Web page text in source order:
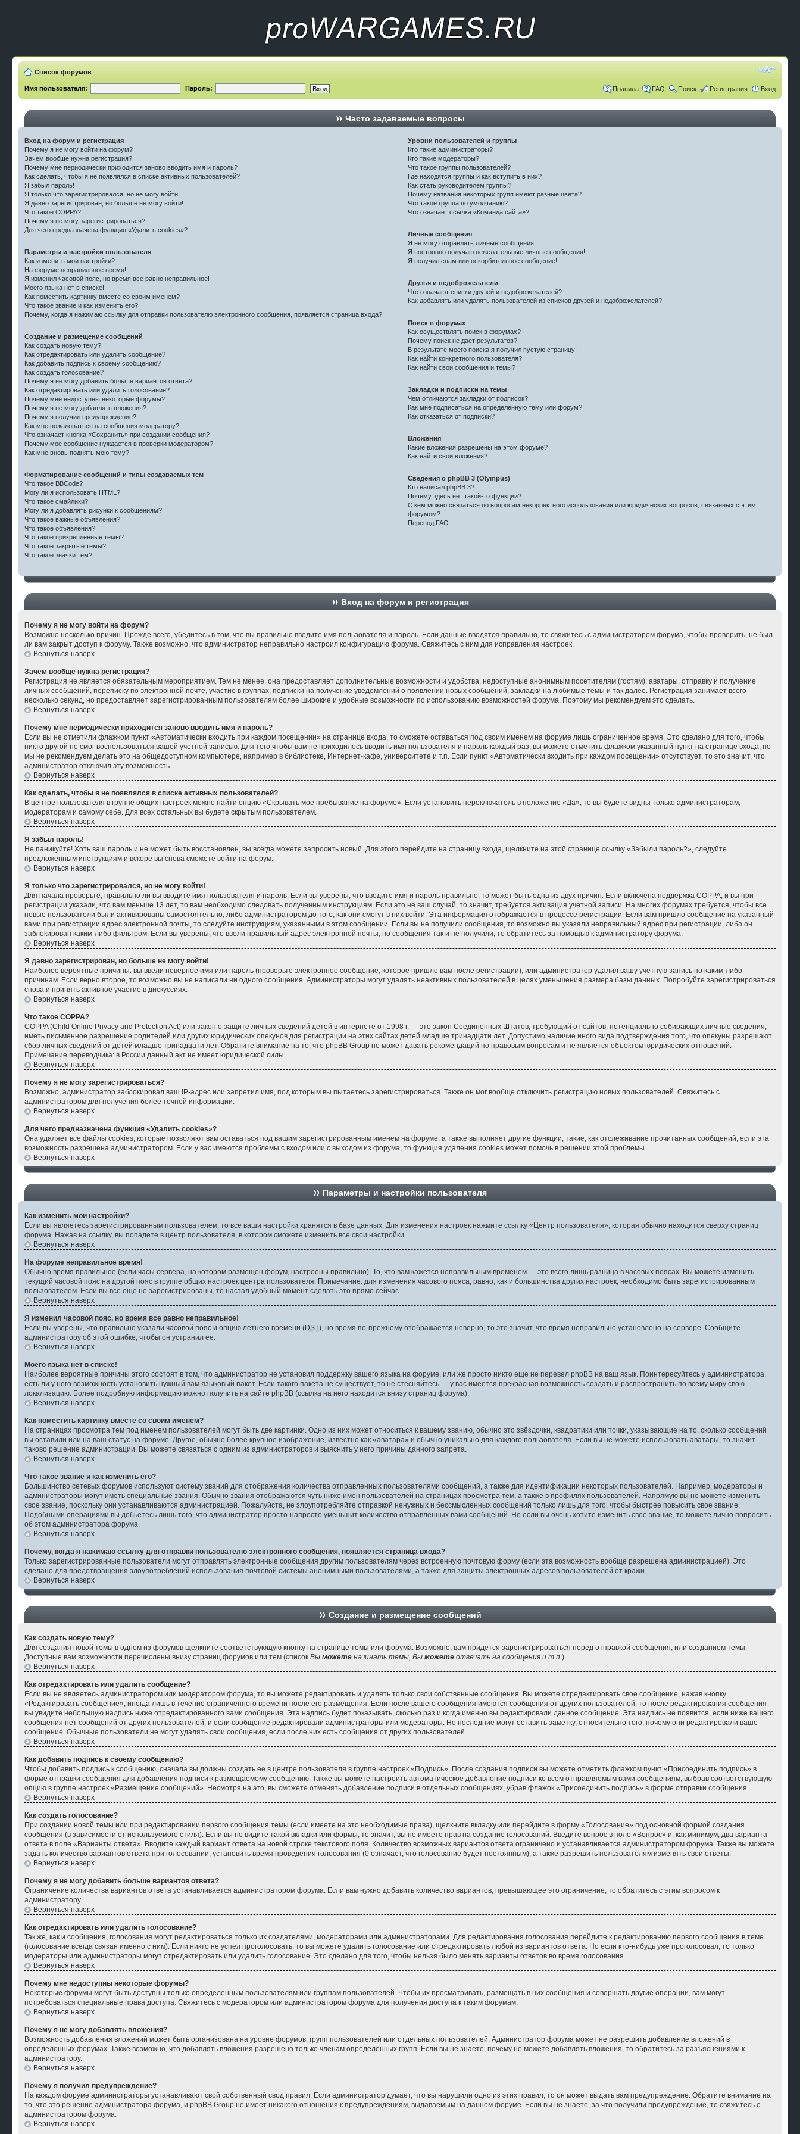
Список форумов
Правила FAQ Поиск Регистрация Вход
Имя пользователя: Пароль:
Часто задаваемые вопросы
Вход на форум и регистрация
Почему я не могу войти на форум?
Зачем вообще нужна регистрация?
Почему мне периодически приходится заново вводить имя и пароль?
Как сделать, чтобы я не появлялся в списке активных пользователей?
Я забыл пароль!
Я только что зарегистрировался, но не могу войти!
Я давно зарегистрирован, но больше не могу войти!
Что такое COPPA?
Почему я не могу зарегистрироваться?
Для чего предназначена функция «Удалить cookies»?
Параметры и настройки пользователя
Как изменить мои настройки?
На форуме неправильное время!
Я изменил часовой пояс, но время все равно неправильное!
Моего языка нет в списке!
Как поместить картинку вместе со своим именем?
Что такое звание и как изменить его?
Почему, когда я нажимаю ссылку для отправки пользователю электронного сообщения, появляется страница входа?
Создание и размещение сообщений
Как создать новую тему?
Как отредактировать или удалить сообщение?
Как добавить подпись к своему сообщению?
Как создать голосование?
Почему я не могу добавить больше вариантов ответа?
Как отредактировать или удалить голосование?
Почему мне недоступны некоторые форумы?
Почему я не могу добавлять вложения?
Почему я получил предупреждение?
Как мне пожаловаться на сообщения модератору?
Что означает кнопка «Сохранить» при создании сообщения?
Почему мое сообщение нуждается в проверки модератором?
Как мне вновь поднять мою тему?
Форматирование сообщений и типы создаваемых тем
Что такое BBCode?
Могу ли я использовать HTML?
Что такое смайлики?
Могу ли я добавлять рисунки к сообщениям?
Что такое важные объявления?
Что такое объявления?
Что такое прикрепленные темы?
Что такое закрытые темы?
Что такое значки тем?
Уровни пользователей и группы
Кто такие администраторы?
Кто такие модераторы?
Что такое группы пользователей?
Где находятся группы и как вступить в них?
Как стать руководителем группы?
Почему названия некоторых групп имеют разные цвета?
Что такое группа по умолчанию?
Что означает ссылка «Команда сайта»?
Личные сообщения
Я не могу отправлять личные сообщения!
Я постоянно получаю нежелательные личные сообщения!
Я получил спам или оскорбительное сообщение!
Друзья и недоброжелатели
Что означают списки друзей и недоброжелателей?
Как добавлять или удалять пользователей из списков друзей и недоброжелателей?
Поиск в форумах
Как осуществлять поиск в форумах?
Почему поиск не дает результатов?
В результате моего поиска я получил пустую страницу!
Как найти конкретного пользователя?
Как найти свои сообщения и темы?
Закладки и подписки на темы
Чем отличаются закладки от подписок?
Как мне подписаться на определенную тему или форум?
Как отказаться от подписки?
Вложения
Какие вложения разрешены на этом форуме?
Как найти свои вложения?
Сведения о phpBB 3 (Olympus)
Кто написал phpBB 3?
Почему здесь нет такой-то функции?
С кем можно связаться по вопросам некорректного использования или юридических вопросов, связанных с этим
форумом?
Перевод FAQ
Вход на форум и регистрация
Почему я не могу войти на форум?
Возможно несколько причин. Прежде всего, убедитесь в том, что вы правильно вводите имя пользователя и пароль. Если данные вводятся правильно, то свяжитесь с администратором форума, чтобы проверить, не был
ли вам закрыт доступ к форуму. Также возможно, что администратор неправильно настроил конфигурацию форума. Свяжитесь с ним для исправления настроек.
Вернуться наверх
Зачем вообще нужна регистрация?
Регистрация не является обязательным мероприятием. Тем не менее, она предоставляет дополнительные возможности и удобства, недоступные анонимным посетителям (гостям): аватары, отправку и получение
личных сообщений, переписку по электронной почте, участие в группах, подписки на получение уведомлений о появлении новых сообщений, закладки на любимые темы и так далее. Регистрация занимает всего
несколько секунд, но предоставляет зарегистрированным пользователям более широкие и удобные возможности по использованию возможностей форума. Поэтому мы рекомендуем это сделать.
Вернуться наверх
Почему мне периодически приходится заново вводить имя и пароль?
Если вы не отметили флажком пункт «Автоматически входить при каждом посещении» на странице входа, то сможете оставаться под своим именем на форуме лишь ограниченное время. Это сделано для того, чтобы
никто другой не смог воспользоваться вашей учетной записью. Для того чтобы вам не приходилось вводить имя пользователя и пароль каждый раз, вы можете отметить флажком указанный пункт на странице входа, но
мы не рекомендуем делать это на общедоступном компьютере, например в библиотеке, Интернет-кафе, университете и т.п. Если пункт «Автоматически входить при каждом посещении» отсутствует, то это значит, что
администратор отключил эту возможность.
Вернуться наверх
Как сделать, чтобы я не появлялся в списке активных пользователей?
В центре пользователя в группе общих настроек можно найти опцию «Скрывать мое пребывание на форуме». Если установить переключатель в положение «Да», то вы будете видны только администраторам,
модераторам и самому себе. Для всех остальных вы будете скрытым пользователем.
Вернуться наверх
Я забыл пароль!
Не паникуйте! Хоть ваш пароль и не может быть восстановлен, вы всегда можете запросить новый. Для этого перейдите на страницу входа, щелкните на этой странице ссылку «Забыли пароль?», следуйте
предложенным инструкциям и вскоре вы снова сможете войти на форум.
Вернуться наверх
Я только что зарегистрировался, но не могу войти!
Для начала проверьте, правильно ли вы вводите имя пользователя и пароль. Если вы уверены, что вводите имя и пароль правильно, то может быть одна из двух причин. Если включена поддержка COPPA, и вы при
регистрации указали, что вам меньше 13 лет, то вам необходимо следовать полученным инструкциям. Если это не ваш случай, то значит, требуется активация учетной записи. На многих форумах требуется, чтобы все
новые пользователи были активированы самостоятельно, либо администратором до того, как они смогут в них войти. Эта информация отображается в процессе регистрации. Если вам пришло сообщение на указанный
вами при регистрации адрес электронной почты, то следуйте инструкциям, указанными в этом сообщении. Если вы не получили сообщения, то возможно вы указали неправильный адрес при регистрации, либо он
заблокирован каким-либо фильтром. Если вы уверены, что ввели правильный адрес электронной почты, но сообщения так и не получили, то обратитесь за помощью к администратору форума.
Вернуться наверх
Я давно зарегистрирован, но больше не могу войти!
Наиболее вероятные причины: вы ввели неверное имя или пароль (проверьте электронное сообщение, которое пришло вам после регистрации), или администратор удалил вашу учетную запись по каким-либо
причинам. Если верно второе, то возможно вы не написали ни одного сообщения. Администраторы могут удалять неактивных пользователей в целях уменьшения размера базы данных. Попробуйте зарегистрироваться
снова и принять активное участие в дискуссиях.
Вернуться наверх
Что такое COPPA?
COPPA (Child Online Privacy and Protection Act) или закон о защите личных сведений детей в интернете от 1998 г. — это закон Соединенных Штатов, требующий от сайтов, потенциально собирающих личные сведения,
иметь письменное разрешение родителей или других юридических опекунов для регистрации на этих сайтах детей младше тринадцати лет. Допустимо наличие иного вида подтверждения того, что опекуны разрешают
сбор личных сведений от детей младше тринадцати лет. Обратите внимание на то, что phpBB Group не может давать рекомендаций по правовым вопросам и не является объектом юридических отношений.
Примечание переводчика: в России данный акт не имеет юридической силы.
Вернуться наверх
Почему я не могу зарегистрироваться?
Возможно, администратор заблокировал ваш IP-адрес или запретил имя, под которым вы пытаетесь зарегистрироваться. Также он мог вообще отключить регистрацию новых пользователей. Свяжитесь с
администратором для получения более точной информации.
Вернуться наверх
Для чего предназначена функция «Удалить cookies»?
Она удаляет все файлы cookies, которые позволяют вам оставаться под вашим зарегистрированным именем на форуме, а также выполняет другие функции, такие, как отслеживание прочитанных сообщений, если эта
возможность разрешена администратором. Если у вас имеются проблемы с входом или с выходом из форума, то функция удаления cookies может помочь в решении этой проблемы.
Вернуться наверх
Параметры и настройки пользователя
Как изменить мои настройки?
Если вы являетесь зарегистрированным пользователем, то все ваши настройки хранятся в базе данных. Для изменения настроек нажмите ссылку «Центр пользователя», которая обычно находится сверху страниц
форума. Нажав на ссылку, вы попадете в центр пользователя, в котором сможете изменить все свои настройки.
Вернуться наверх
На форуме неправильное время!
Обычно время правильное (если часы сервера, на котором размещен форум, настроены правильно). То, что вам кажется неправильным временем — это всего лишь разница в часовых поясах. Вы можете изменить
текущий часовой пояс на другой пояс в группе общих настроек центра пользователя. Примечание: для изменения часового пояса, равно, как и большинства других настроек, необходимо быть зарегистрированным
пользователем. Если вы все еще не зарегистрированы, то настал удобный момент сделать это прямо сейчас.
Вернуться наверх
Я изменил часовой пояс, но время все равно неправильное!
Если вы уверены, что правильно указали часовой пояс и опцию летнего времени (DST), но время по-прежнему отображается неверно, то это значит, что время неправильно установлено на сервере. Сообщите
администратору об этой ошибке, чтобы он устранил ее.
Вернуться наверх
Моего языка нет в списке!
Наиболее вероятные причины этого состоят в том, что администратор не установил поддержку вашего языка на форуме, или же просто никто еще не перевел phpBB на ваш язык. Поинтересуйтесь у администратора,
есть ли у него возможность установить нужный вам языковый пакет. Если такого пакета не существует, то не стесняйтесь — у вас имеется прекрасная возможность создать и распространить по всему миру свою
локализацию. Более подробную информацию можно получить на сайте phpBB (ссылка на него находится внизу страниц форума).
Вернуться наверх
Как поместить картинку вместе со своим именем?
На страницах просмотра тем под именем пользователей могут быть две картинки. Одно из них может относиться к вашему званию, обычно это звёздочки, квадратики или точки, указывающие на то, сколько сообщений
вы оставили или на ваш статус на форуме. Другое, обычно более крупное изображение, известно как «аватара» и обычно уникально для каждого пользователя. Если вы не можете использовать аватары, то значит
таково решение администрации. Вы можете связаться с одним из администраторов и выяснить у него причины данного запрета.
Вернуться наверх
Что такое звание и как изменить его?
Большинство сетевых форумов используют систему званий для отображения количества отправленных пользователями сообщений, а также для идентификации некоторых пользователей. Например, модераторы и
администраторы могут иметь специальные звания. Обычно звания отображаются чуть ниже имен пользователей на страницах просмотра тем, а также в профилях пользователей. Напрямую вы не можете изменить
свое звание, поскольку они устанавливаются администрацией. Пожалуйста, не злоупотребляйте отправкой ненужных и бессмысленных сообщений только лишь для того, чтобы быстрее повысить свое звание.
Подобными операциями вы добьетесь лишь того, что администратор просто-напросто уменьшит количество отправленных вами сообщений. Но если вы очень хотите изменить свое звание, то можете лично попросить
об этом администратора форума.
Вернуться наверх
Почему, когда я нажимаю ссылку для отправки пользователю электронного сообщения, появляется страница входа?
Только зарегистрированные пользователи могут отправлять электронные сообщения другим пользователям через встроенную почтовую форму (если эта возможность вообще разрешена администрацией). Это
сделано для предотвращения злоупотреблений использования почтовой системы анонимными пользователями, а также для защиты электронных адресов пользователей от кражи.
Вернуться наверх
Создание и размещение сообщений
Как создать новую тему?
Для создания новой темы в одном из форумов щелкните соответствующую кнопку на странице темы или форума. Возможно, вам придется зарегистрироваться перед отправкой сообщения, или созданием темы.
Доступные вам возможности перечислены внизу страниц форумов или тем (список Вы можете начинать темы, Вы можете отвечать на сообщения и т.п.).
Вернуться наверх
Как отредактировать или удалить сообщение?
Если вы не являетесь администратором или модератором форума, то вы можете редактировать и удалять только свои собственные сообщения. Вы можете отредактировать свое сообщение, нажав кнопку
«Редактировать сообщение», иногда лишь в течение ограниченного времени после его размещения. Если после вашего сообщения имеются сообщения от других пользователей, то после редактирования сообщения
вы увидите небольшую надпись ниже отредактированного вами сообщения. Эта надпись будет показывать, сколько раз и когда именно вы редактировали данное сообщение. Эта надпись не появится, если ниже вашего
сообщения нет сообщений от других пользователей, и если сообщение редактировали администраторы или модераторы. Но последние могут оставить заметку, относительно того, почему они редактировали ваше
сообщение. Обычные пользователи не могут удалять свои сообщения, если после них есть сообщения от других пользователей.
Вернуться наверх
Как добавить подпись к своему сообщению?
Чтобы добавить подпись к сообщению, сначала вы должны создать ее в центре пользователя в группе настроек «Подпись». После создания подписи вы можете отметить флажком пункт «Присоединить подпись» в
форме отправки сообщения для добавления подписи к размещаемому сообщению. Также вы можете настроить автоматическое добавление подписи ко всем отправляемым вами сообщениям, выбрав соответствующую
опцию в группе настроек «Размещение сообщений». Несмотря на это, вы сможете отменять добавление подписи в отдельных сообщениях, убрав флажок «Присоединить подпись» в форме отправки сообщения.
Вернуться наверх
Как создать голосование?
При создании новой темы или при редактировании первого сообщения темы (если имеете на это необходимые права), щелкните вкладку или перейдите в форму «Голосование» под основной формой создания
сообщения (в зависимости от используемого стиля). Если вы не видите такой вкладки или формы, то значит, вы не имеете прав на создание голосований. Введите вопрос в поле «Вопрос» и, как минимум, два варианта
ответа в поле «Варианты ответа». Вводите каждый вариант ответа на новой строке текстового поля. Количество возможных вариантов ответа ограничено и устанавливается администратором форума. Также вы можете
задать количество вариантов ответа при голосовании, установить время проведения голосования (0 означает, что голосование будет постоянным), а также разрешить пользователям изменять свои ответы.
Вернуться наверх
Почему я не могу добавить больше вариантов ответа?
Ограничение количества вариантов ответа устанавливается администратором форума. Если вам нужно добавить количество вариантов, превышающее это ограничение, то обратитесь с этим вопросом к
администратору.
Вернуться наверх
Как отредактировать или удалить голосование?
Так же, как и сообщения, голосования могут редактироваться только их создателями, модераторами или администраторами. Для редактирования голосования перейдите к редактированию первого сообщения в теме
(голосование всегда связан именно с ним). Если никто не успел проголосовать, то вы можете удалить голосование или отредактировать любой из вариантов ответа. Но если кто-нибудь уже проголосовал, то только
модераторы или администраторы могут отредактировать или удалить голосование. Это сделано для того, чтобы нельзя было менять варианты ответов во время голосования.
Вернуться наверх
Почему мне недоступны некоторые форумы?
Некоторые форумы могут быть доступны только определенным пользователям или группам пользователей. Чтобы их просматривать, размещать в них сообщения и совершать другие операции, вам могут
потребоваться специальные права доступа. Свяжитесь с модератором или администратором форума для получения доступа к таким форумам.
Вернуться наверх
Почему я не могу добавлять вложения?
Возможность добавления вложений может быть организована на уровне форумов, групп пользователей или отдельных пользователей. Администратор форума может не разрешить добавление вложений в
определенных форумах. Также возможно, что добавлять вложения разрешено только членам определенных групп. Если вы не знаете, почему не можете добавлять вложения, то обратитесь за разъяснениями к
администратору.
Вернуться наверх
Почему я получил предупреждение?
На каждом форуме администраторы устанавливают свой собственный свод правил. Если администратор думает, что вы нарушили одно из этих правил, то он может выдать вам предупреждение. Обратите внимание на
то, что это решение администратора форума, и phpBB Group не имеет никакого отношения к предупреждениям, выдаваемым на данном форуме. Если вы не знаете, за что получили предупреждение, то свяжитесь с
администратором форума.
Вернуться наверх